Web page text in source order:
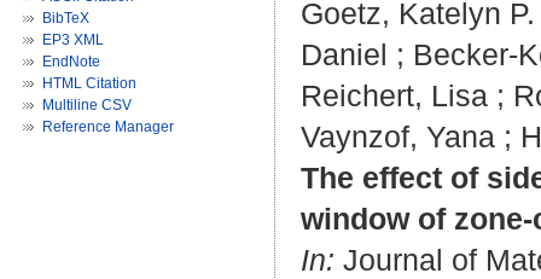
BibTeX
EP3 XML
EndNote
HTML Citation
Multiline CSV
Reference Manager
Goetz, Katelyn P.
Daniel ; Becker-
Reichert, Lisa ;
Vaynzof, Yana ;
The effect of
window of
In: Journal of